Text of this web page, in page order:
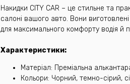
Накидки CITY CAR – це стильне та
салоні вашого авто. Вони
для максимального комфорту водія й
Характеристики:
Матеріал: Преміальна
Кольори: Чорний, темно-сірий,